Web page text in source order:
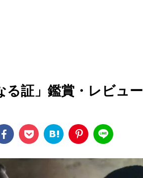
る証」鑑賞・レビュー